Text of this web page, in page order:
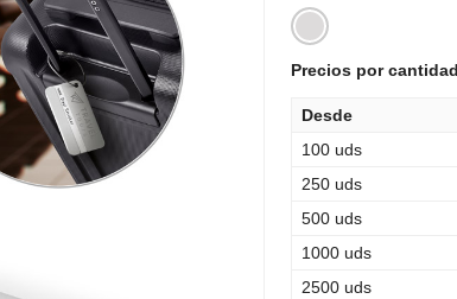
Precios por cantidad
Desde
100 uds
250 uds
500 uds
1000 uds
2500 uds